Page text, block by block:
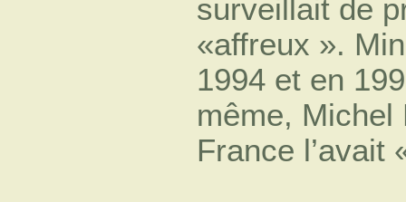
surveillait de
«affreux ».
1994 et en
même, Michel
France l’avait